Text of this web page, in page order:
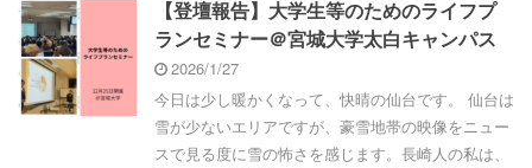
【登壇報告】大学生等のためのライフプ
ランセミナー＠宮城大学太白キャンパス
2026/1/27
今日は少し暖かくなって、快晴の仙台です。 仙台は
雪が少ないエリアですが、豪雪地帯の映像をニュー
スで見る度に雪の怖さを感じます。長崎人の私は、